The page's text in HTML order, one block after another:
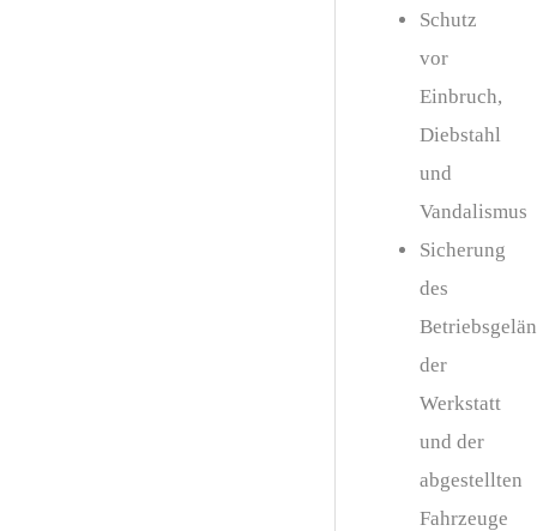
Schutz
vor
Einbruch,
Diebstahl
und
Vandalismus
Sicherung
des
der
Werkstatt
und der
abgestellten
Fahrzeuge